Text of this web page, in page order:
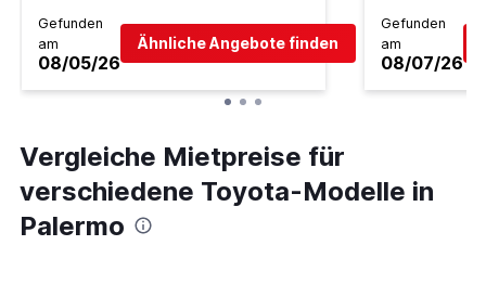
Gefunden
am
08/05/26
Ähnliche Angebote finden
Gefunden
am
08/07/26
Vergleiche Mietpreise für
verschiedene Toyota-Modelle in
Palermo